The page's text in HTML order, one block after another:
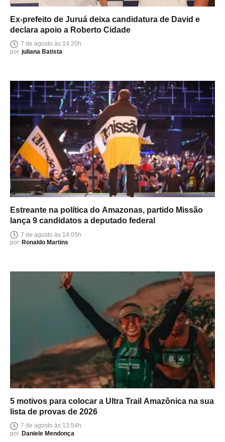
Ex-prefeito de Juruá deixa candidatura de David e
declara apoio a Roberto Cidade
7 de agosto às 14:20h
por juliana Batista
Estreante na política do Amazonas, partido Missão
lança 9 candidatos a deputado federal
7 de agosto às 14:05h
por Ronaldo Martins
5 motivos para colocar a Ultra Trail Amazônica na sua
lista de provas de 2026
7 de agosto às 13:54h
por Daniele Mendonça